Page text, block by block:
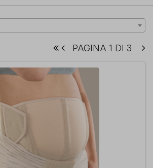
PAGINA 1 DI 3